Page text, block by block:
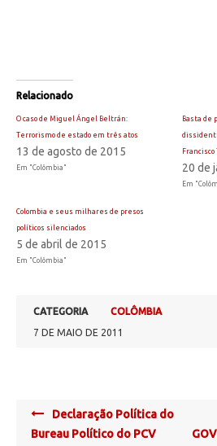
Relacionado
O caso de Miguel Ángel Beltrán:
Terrorismo de estado em três atos
13 de agosto de 2015
Em "Colômbia"
Basta de
Francisco
20 de
Em
Colombia e seus milhares de presos
políticos silenciados
5 de abril de 2015
Em "Colômbia"
CATEGORIA
COLÔMBIA
7 DE MAIO DE 2011
Post
navigation
Declaração Política do
Bureau Político do PCV